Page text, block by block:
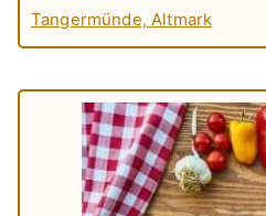
Tangermünde, Altmark